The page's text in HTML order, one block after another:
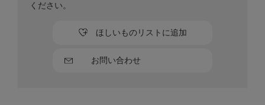
お問い合わせ
ほしいものリストに追加
ください。